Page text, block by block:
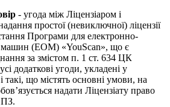
- угода між Ліцензіаром і
простої (невиключної) ліцензії
Програми для електронно-
машин (ЕОМ) «YouScan», що є
за змістом п. 1 ст. 634 ЦК
додаткові угоди, укладені у
такі, що містять основні умови, на
надати Ліцензіату право
ПЗ.